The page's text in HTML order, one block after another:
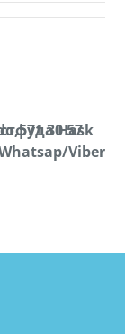
Hask
Viber
30 57